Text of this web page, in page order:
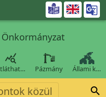

Önkormányzat

Pázmány Állami k…
közül 